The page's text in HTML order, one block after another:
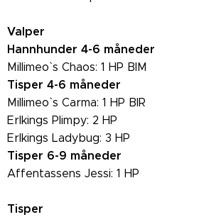
Valper
Hannhunder 4-6 måneder
Millimeo` s Chaos: 1 HP BIM
Tisper 4-6 måneder
Millimeo` s Carma: 1 HP BIR
Erlkings Plimpy: 2 HP
Erlkings Ladybug: 3 HP
Tisper 6-9 måneder
Affentassens Jessi: 1 HP
Tisper